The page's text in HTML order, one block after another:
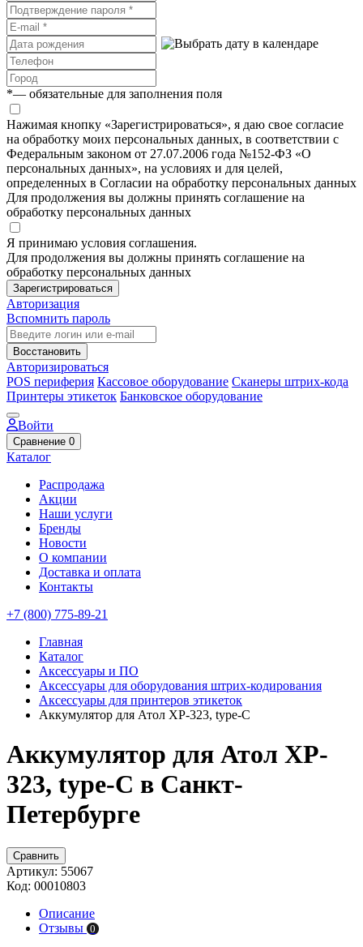
*— обязательные для заполнения поля
Нажимая кнопку «Зарегистрироваться», я даю свое согласие
на обработку моих персональных данных, в соответствии с
Федеральным законом от 27.07.2006 года №152-ФЗ «О
персональных данных», на условиях и для целей,
определенных в Согласии на обработку персональных данных
Для продолжения вы должны принять соглашение на
обработку персональных данных
Я принимаю условия соглашения.
Для продолжения вы должны принять соглашение на
обработку персональных данных
Зарегистрироваться
Авторизация
Вспомнить пароль
Восстановить
Авторизироваться
POS периферия Кассовое оборудование Сканеры штрих-кода
Принтеры этикеток Банковское оборудование
Войти
Сравнение 0
Каталог
Распродажа
Акции
Наши услуги
Бренды
Новости
О компании
Доставка и оплата
Контакты
+7 (800) 775-89-21
Главная
Каталог
Аксессуары и ПО
Аксессуары для оборудования штрих-кодирования
Аксессуары для принтеров этикеток
Аккумулятор для Атол XP-323, type-C
Аккумулятор для Атол XP-
323, type-C в Санкт-
Петербурге
Сравнить
Артикул: 55067
Код: 00010803
Описание
Отзывы 0